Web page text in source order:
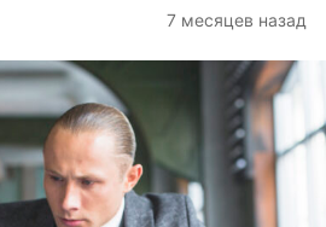
7 месяцев назад